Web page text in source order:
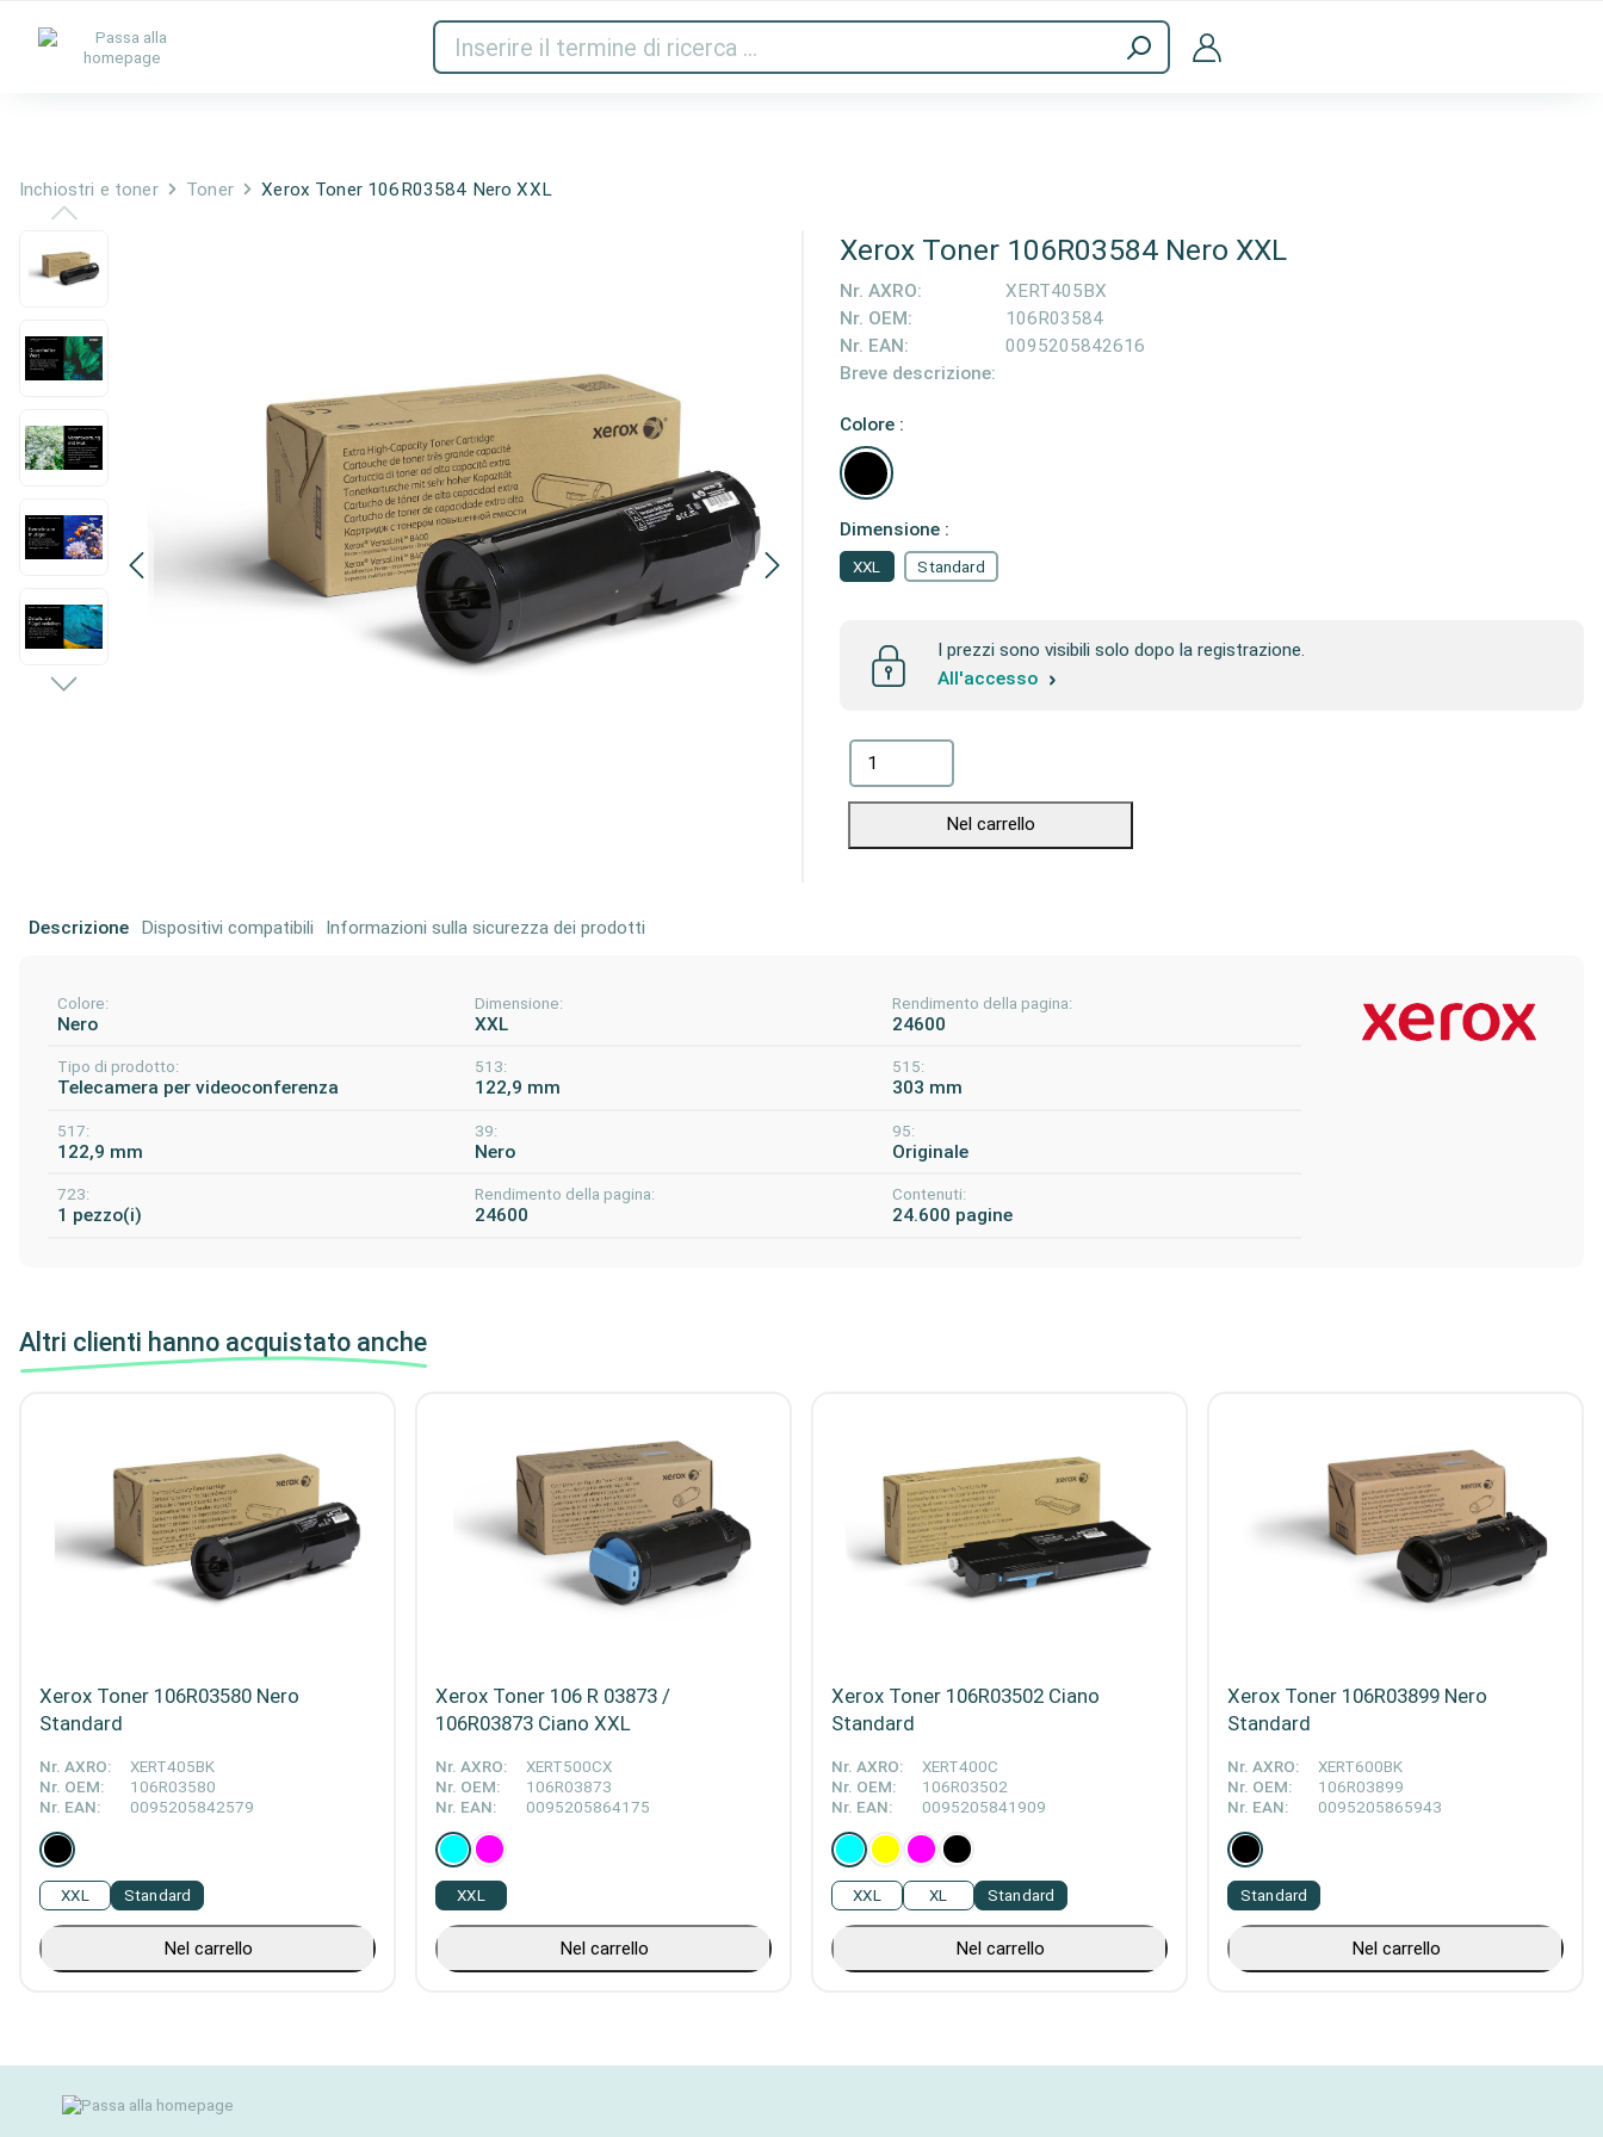
Inchiostri e toner Rete Audio e video Stampanti e scanner Accessori per computer
Inchiostri e toner Toner Xerox Toner 106R03584 Nero XXL
Xerox Toner 106R03584 Nero XXL
Nr. AXRO:
XERT405BX
Nr. OEM:
106R03584
Nr. EAN:
0095205842616
Breve descrizione:
Colore :
Dimensione :
XXL Standard
I prezzi sono visibili solo dopo la registrazione.
All'accesso
Nel carrello
Descrizione Dispositivi compatibili Informazioni sulla sicurezza dei prodotti
Colore:
Nero
Dimensione:
XXL
Rendimento della pagina:
24600
Tipo di prodotto:
Telecamera per videoconferenza
513:
122,9 mm
515:
303 mm
517:
122,9 mm
39:
Nero
95:
Originale
723:
1 pezzo(i)
Rendimento della pagina:
24600
Contenuti:
24.600 pagine
Altri clienti hanno acquistato anche
Xerox Toner 106R03580 Nero
Standard
Nr. AXRO:
XERT405BK
Nr. OEM:
106R03580
Nr. EAN:
0095205842579
XXL Standard
Nel carrello
Xerox Toner 106 R 03873 /
106R03873 Ciano XXL
Nr. AXRO:
XERT500CX
Nr. OEM:
106R03873
Nr. EAN:
0095205864175
XXL
Nel carrello
Xerox Toner 106R03502 Ciano
Standard
Nr. AXRO:
XERT400C
Nr. OEM:
106R03502
Nr. EAN:
0095205841909
Standard
XXL XL
Nel carrello
Xerox Toner 106R03899 Nero
Standard
Nr. AXRO:
XERT600BK
Nr. OEM:
106R03899
Nr. EAN:
0095205865943
Standard
Nel carrello